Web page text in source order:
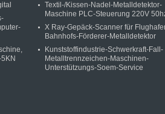
Textil-/Kissen-Nadel-Metalldetektor-
Maschine PLC-Steuerung 220V
X Ray-Gepäck-Scanner für
Bahnhofs-Förderer-Metalldetektor
Kunststoffindustrie-Schwerkraft-Fall-
Metalltrennzeichen-Maschinen-
Unterstützungs-Soem-Service